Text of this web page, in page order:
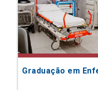
Graduação em